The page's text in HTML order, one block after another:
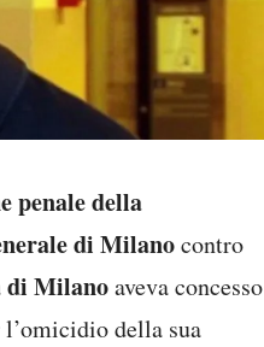
penale della
di Milanocontro
di Milanoaveva concesso
della sua